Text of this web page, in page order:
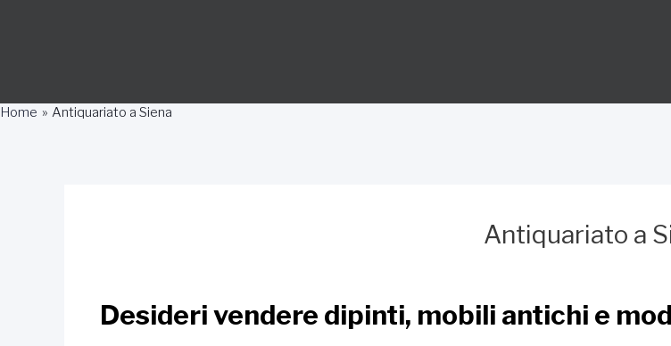
Home Antiquariato a Siena
Antiquariato a
Desideri vendere dipinti, mobili antichi e